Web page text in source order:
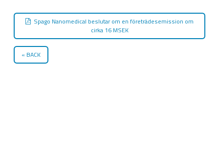
Spago Nanomedical beslutar om en företrädesemission om
cirka 16 MSEK
BACK